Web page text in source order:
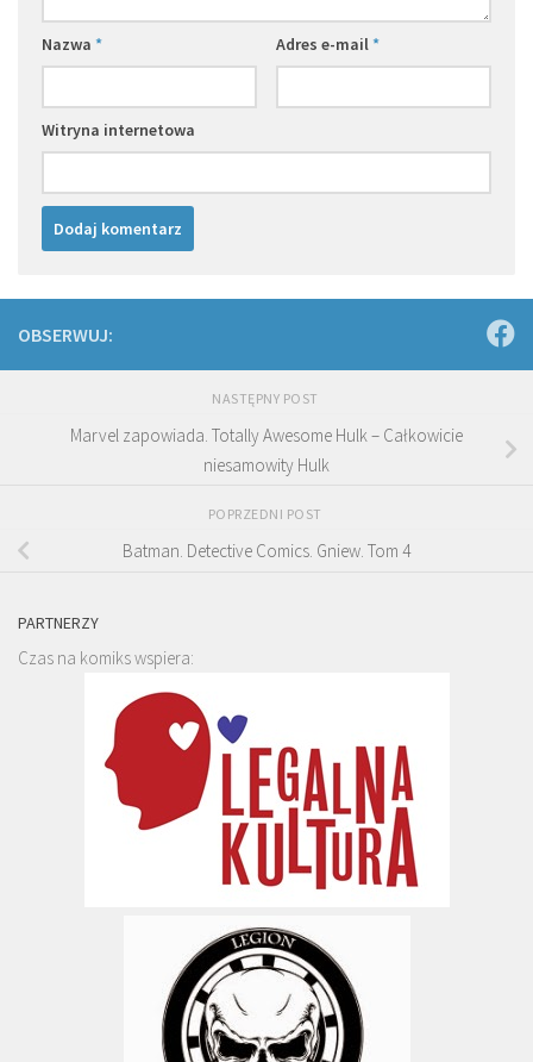
Nazwa * Adres e-mail*
Witryna internetowa
OBSERWUJ:
NASTĘPNY POST
Marvel zapowiada. Totally Awesome Hulk – Całkowicie
niesamowity Hulk
POPRZEDNI POST
Batman. Detective Comics. Gniew. Tom 4
PARTNERZY
Czas na komiks wspiera: